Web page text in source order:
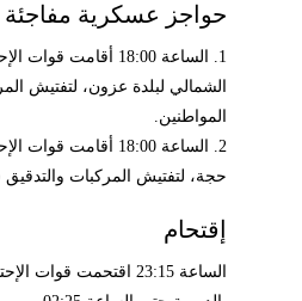
حواجز عسكرية مفاجئة
1. الساعة 18:00
الشمالي لبلدة عزون، لتفتيش
المواطنين.
2. الساعة 18:00
حجة، لتفتيش المركبات
إقتحام
الساعة 23:15 اقتحمت